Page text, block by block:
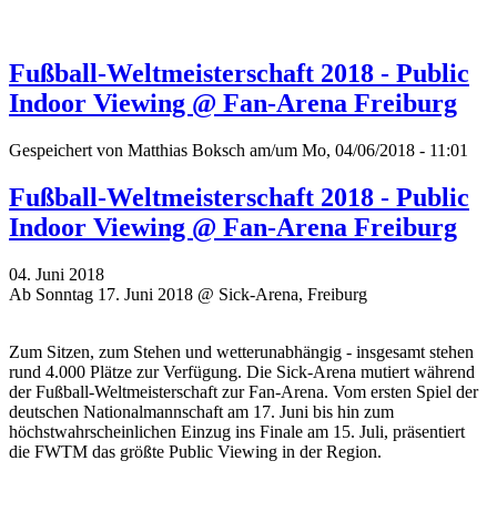
Fußball-Weltmeisterschaft 2018 - Public
Indoor Viewing @ Fan-Arena Freiburg
Gespeichert von Matthias Boksch am/um Mo, 04/06/2018 - 11:01
Fußball-Weltmeisterschaft 2018 - Public
Indoor Viewing @ Fan-Arena Freiburg
04. Juni 2018
Ab Sonntag 17. Juni 2018 @ Sick-Arena, Freiburg
Zum Sitzen, zum Stehen und wetterunabhängig - insgesamt stehen
rund 4.000 Plätze zur Verfügung. Die Sick-Arena mutiert während
der Fußball-Weltmeisterschaft zur Fan-Arena. Vom ersten Spiel der
deutschen Nationalmannschaft am 17. Juni bis hin zum
höchstwahrscheinlichen Einzug ins Finale am 15. Juli, präsentiert
die FWTM das größte Public Viewing in der Region.